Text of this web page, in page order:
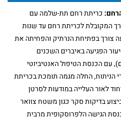
כריתת רחם תת-שלמה עם
המקובלת לכריתת רחם עד שנות
צורך בפתיחת הנרתיק והפחיתה את
הפגיעה באיברים השכנים
עם הכנסת הטיפול האנטיביוטי
הניתוח, החלה מגמה תומכת בכריתת
לאור העלייה במודעות לסרטן
בדיקות סקר כגון משטח צוואר
הגישה הלפרוסקופית מרבית